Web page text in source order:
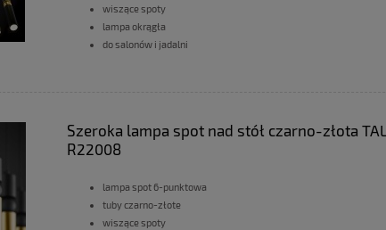
wiszące spoty
lampa okrągła
do salonów i jadalni
Szeroka lampa spot nad stół czarno-złota
R22008
lampa spot 6-punktowa
tuby czarno-złote
wiszące spoty